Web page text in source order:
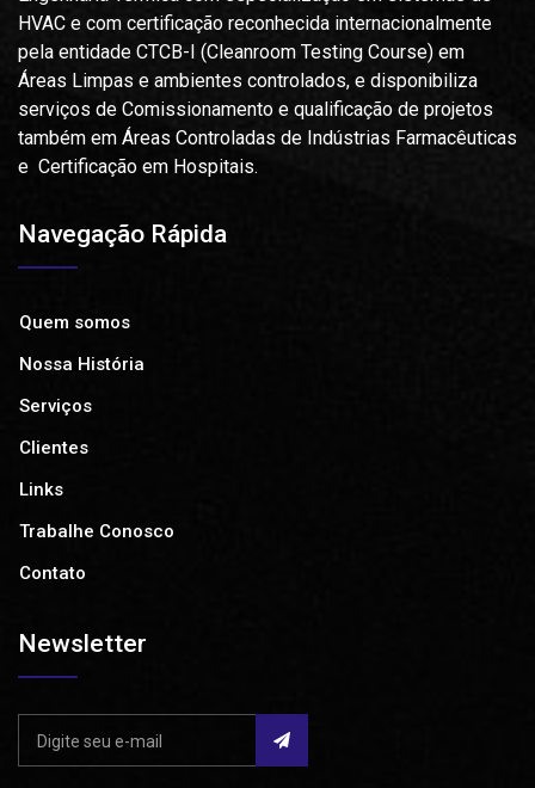
HVAC e com certificação reconhecida internacionalmente
pela entidade CTCB-I (Cleanroom Testing Course) em
Áreas Limpas e ambientes controlados, e disponibiliza
serviços de Comissionamento e qualificação de projetos
também em Áreas Controladas de Indústrias Farmacêuticas
e Certificação em Hospitais.
Navegação Rápida
Quem somos
Nossa História
Serviços
Clientes
Links
Trabalhe Conosco
Contato
Newsletter